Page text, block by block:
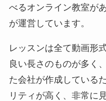
べるオンライン教室が
が運営しています。
レッスンは全て動画形
良い長さのものが多く
た会社が作成している
リティが高く、非常に